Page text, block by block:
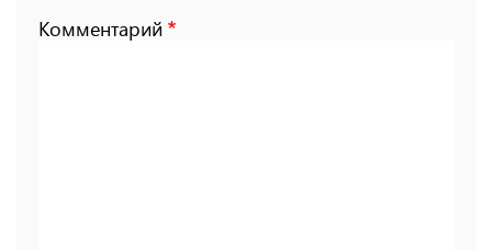
Комментарий